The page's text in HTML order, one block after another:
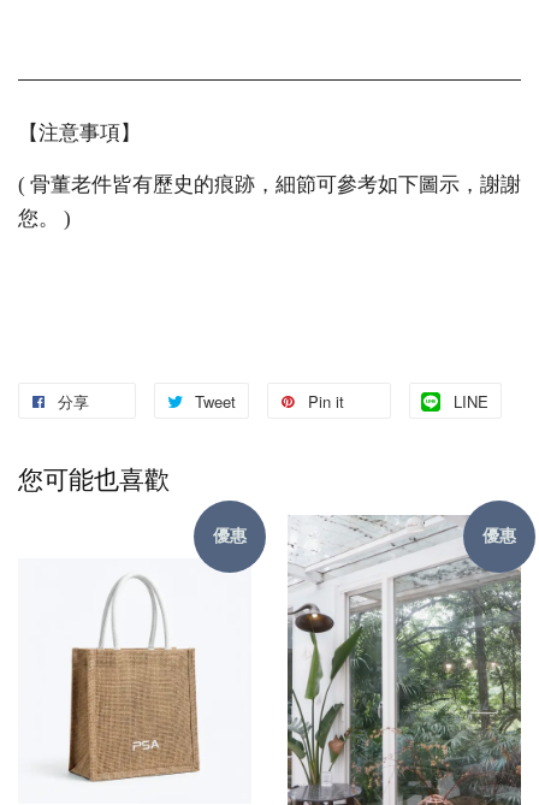
【注意事項】
( 骨董老件皆有歷史的痕跡，細節可參考如下圖示，謝謝
您。 )
分享 Tweet Pin it LINE
您可能也喜歡
優惠 優惠